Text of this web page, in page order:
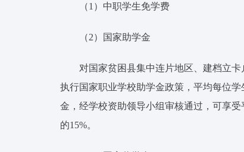
（1）中职学生免学费
（2）国家助学金
对国家贫困县集中连片地区、建档立
执行国家职业学校助学金政策，平均每位
金，经学校资助领导小组审核通过，可享
的15%。